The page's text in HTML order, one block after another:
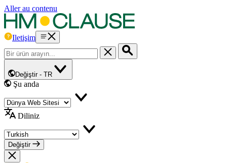
Aller au contenu
Iletişim
Değiştir - TR
Şu anda
Diliniz
Değiştir